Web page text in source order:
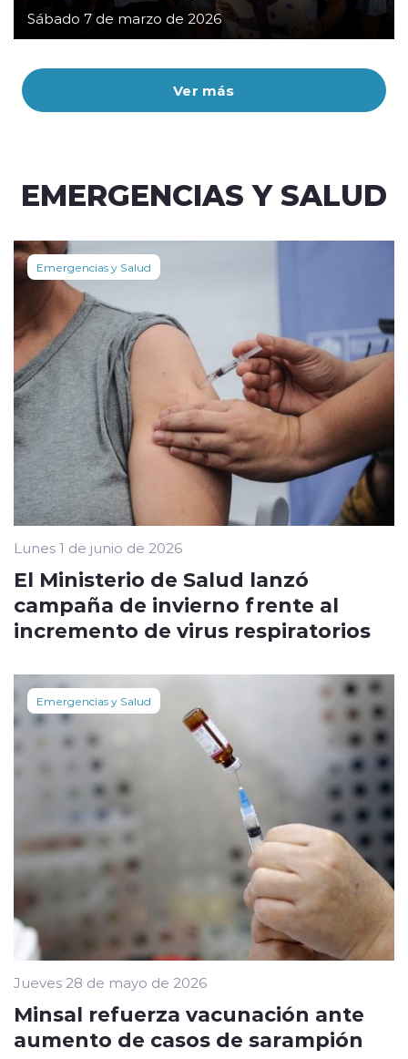
Ver más
Sábado 7 de marzo de 2026
EMERGENCIAS Y SALUD
Emergencias y Salud
Lunes 1 de junio de 2026
El Ministerio de Salud lanzó
campaña de invierno frente al
incremento de virus respiratorios
Emergencias y Salud
Jueves 28 de mayo de 2026
Minsal refuerza vacunación ante
aumento de casos de sarampión